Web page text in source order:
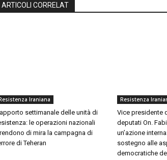
ARTICOLI CORRELAT
Iraniana
settimanale delle unità di
le operazioni nazionali
di mira la campagna di
di Teheran
Resistenza
Vice presidente
deputati On.
un’azione
sostegno alle
democratiche